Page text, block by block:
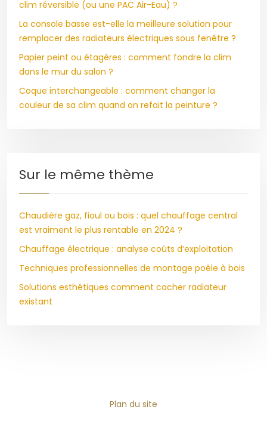
clim réversible (ou une PAC Air-Eau) ?
La console basse est-elle la meilleure solution pour
remplacer des radiateurs électriques sous fenêtre ?
Papier peint ou étagères : comment fondre la clim
dans le mur du salon ?
Coque interchangeable : comment changer la
couleur de sa clim quand on refait la peinture ?
Sur le même thème
Chaudière gaz, fioul ou bois : quel chauffage central
est vraiment le plus rentable en 2024 ?
Chauffage électrique : analyse coûts d’exploitation
Techniques professionnelles de montage poêle à bois
Solutions esthétiques comment cacher radiateur
existant
Plan du site